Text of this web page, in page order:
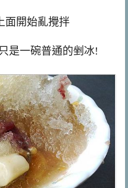
面開始亂攪拌
是一碗普通的剉冰!